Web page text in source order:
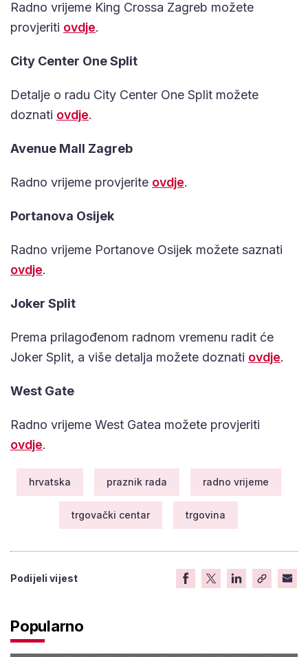
Radno vrijeme King Crossa Zagreb možete
provjeriti ovdje.
City Center One Split
Detalje o radu City Center One Split možete
doznati ovdje.
Avenue Mall Zagreb
Radno vrijeme provjerite ovdje.
Portanova Osijek
Radno vrijeme Portanove Osijek možete saznati
ovdje.
Joker Split
Prema prilagođenom radnom vremenu radit će
Joker Split, a više detalja možete doznati ovdje.
West Gate
Radno vrijeme West Gatea možete provjeriti
ovdje.
hrvatska praznik rada radno vrijeme
trgovački centar trgovina
Podijeli vijest
Popularno